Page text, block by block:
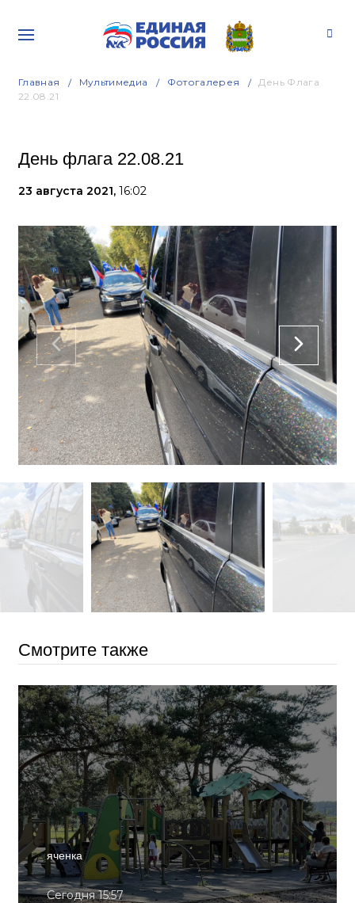
Главная Мультимедиа Фотогалерея
День Флага
22.08.21
День флага 22.08.21
23 августа 2021, 16:02
Смотрите также
яченка
Сегодня 15:57